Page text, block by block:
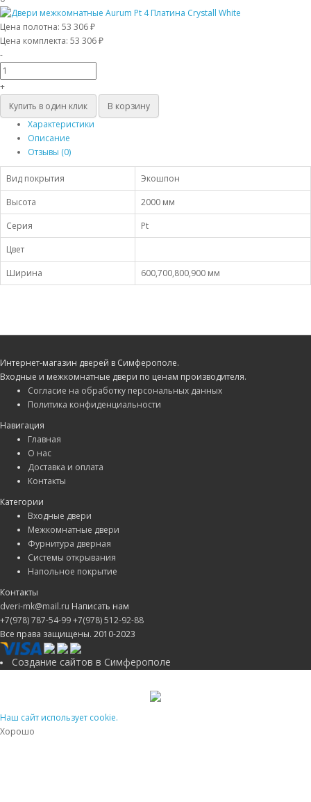
Цена полотна: 53 306 ₽
Цена комплекта: 53 306 ₽
-
+
Купить в один клик
В корзину
Характеристики
Описание
Отзывы (0)
Вид покрытия
Экошпон
Высота
2000 мм
Серия
Pt
Цвет
Ширина
600,700,800,900 мм
Интернет-магазин дверей в Симферополе.
Входные и межкомнатные двери по ценам производителя.
Согласие на обработку персональных данных
Политика конфиденциальности
Навигация
Главная
О нас
Доставка и оплата
Контакты
Категории
Входные двери
Межкомнатные двери
Фурнитура дверная
Системы открывания
Напольное покрытие
Контакты
dveri-mk@mail.ru Написать нам
+7(978) 787-54-99+7(978) 512-92-88
Все права защищены. 2010-2023
Создание сайтов в Симферополе
Наш сайт использует cookie.
Хорошо